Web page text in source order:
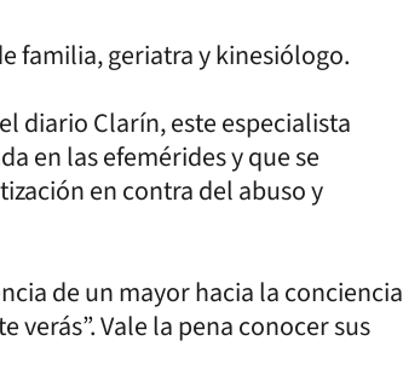
familia, geriatra y kinesiólogo.
diario Clarín, este especialista
en las efemérides y que se
en contra del abuso y
de un mayor hacia la conciencia
verás”. Vale la pena conocer sus